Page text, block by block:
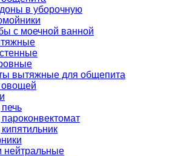
в уборочную
с моечной ванной
вытяжные для общепита
нейтральные